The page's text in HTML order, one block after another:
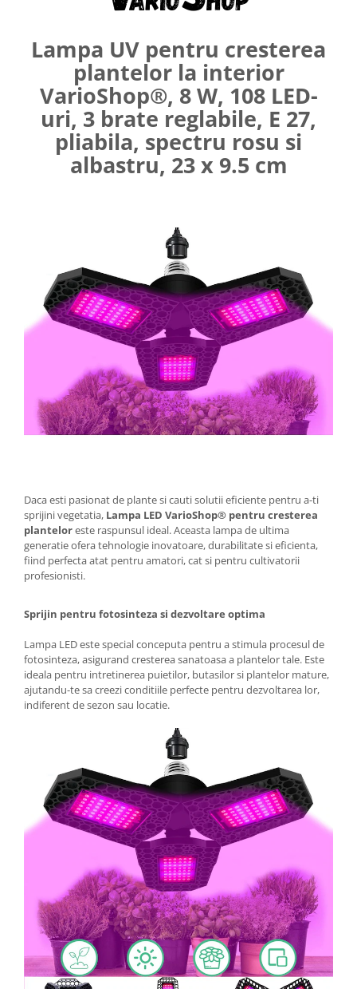
Umerase pentru haine si suporturi
Depozitare
Decoratiuni si petreceri
Accesorii decorative
Ceasuri decorative
Crăciun 2025
Lampa UV pentru cresterea
plantelor la interior
VarioShop®, 8 W, 108 LED-
uri, 3 brate reglabile, E 27,
pliabila, spectru rosu si
albastru, 23 x 9.5 cm
Daca esti pasionat de plante si cauti solutii eficiente pentru a-ti
sprijini vegetatia, Lampa LED VarioShop® pentru cresterea
planteloreste raspunsul ideal. Aceasta lampa de ultima
generatie ofera tehnologie inovatoare, durabilitate si eficienta,
fiind perfecta atat pentru amatori, cat si pentru cultivatorii
profesionisti.
Sprijin pentru fotosinteza si dezvoltare optima
Lampa LED este special conceputa pentru a stimula procesul de
fotosinteza, asigurand cresterea sanatoasa a plantelor tale. Este
ideala pentru intretinerea puietilor, butasilor si plantelor mature,
ajutandu-te sa creezi conditiile perfecte pentru dezvoltarea lor,
indiferent de sezon sau locatie.